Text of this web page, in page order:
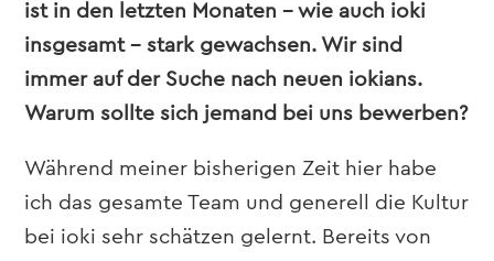
ist in den letzten Monaten – wie auch ioki
insgesamt – stark gewachsen. Wir sind
immer auf der Suche nach neuen iokians.
Warum sollte sich jemand bei uns bewerben?
Während meiner bisherigen Zeit hier habe
ich das gesamte Team und generell die Kultur
bei ioki sehr schätzen gelernt. Bereits von